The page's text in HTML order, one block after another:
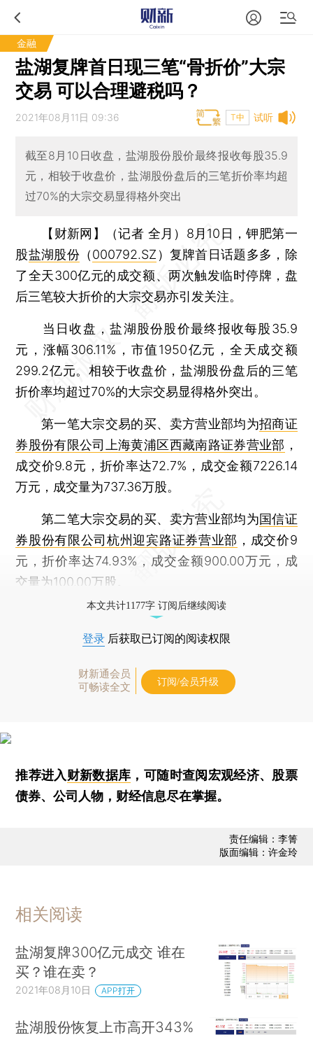
金融
盐湖复牌首日现三笔“骨折价”大宗
交易 可以合理避税吗？
试听
2021年08月11日 09:36 T中
截至8月10日收盘，盐湖股份股价最终报收每股35.9
元，相较于收盘价，盐湖股份盘后的三笔折价率均超
过70%的大宗交易显得格外突出
【财新网】（记者 全月） 8月10日，钾肥第一
股盐湖股份（000792.SZ ）复牌首日话题多多，除
了全天300亿元的成交额、两次触发临时停牌，盘
后三笔较大折价的大宗交易亦引发关注。
当日收盘，盐湖股份股价最终报收每股35.9
元，涨幅306.11%，市值1950亿元，全天成交额
299.2亿元。相较于收盘价，盐湖股份盘后的三笔
折价率均超过70%的大宗交易显得格外突出。
第一笔大宗交易的买、卖方营业部均为招商证
券股份有限公司上海黄浦区西藏南路证券营业部 ，
成交价9.8元，折价率达72.7%，成交金额7226.14
万元，成交量为737.36万股。
第二笔大宗交易的买、卖方营业部均为国信证
券股份有限公司杭州迎宾路证券营业部 ，成交价9
元，折价率达74.93%，成交金额900.00万元，成
交量为100.00万股。
本文共计1177字 订阅后继续阅读
登录 后获取已订阅的阅读权限
财新通会员
可畅读全文
订阅/会员升级
推荐进入财新数据库 ，可随时查阅宏观经济、股票
债券、公司人物，财经信息尽在掌握。
责任编辑：李箐
版面编辑：许金玲
相关阅读
盐湖复牌300亿元成交 谁在
买？谁在卖？
2021年08月10日 APP打开
盐湖股份恢复上市高开343%